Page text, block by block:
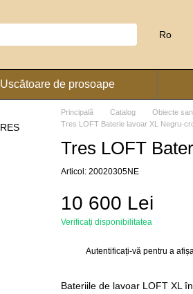
Ro
Uscătoare de prosoape
Principală Catalog Obiecte
Tres LOFT Baterie lavoar XL Negru-
Tres LOFT
Articol: 20020305NE
10 600 Lei
Verificați disponibilitatea
Autentificați-văpentru a
Bateriile de lavoar LOFT XL